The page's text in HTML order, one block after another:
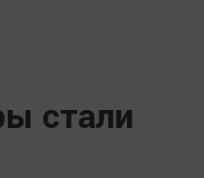
стали